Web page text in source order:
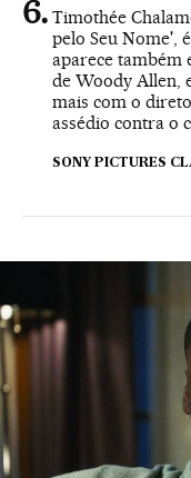
Timothée
pelo Seu Nome',
aparece também
de Woody Allen,
mais com o
assédio contra o
SONY PICTURES